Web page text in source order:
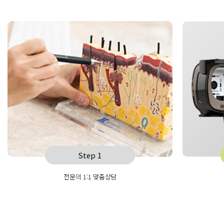
Step 1
전문의 1:1 맞춤상담